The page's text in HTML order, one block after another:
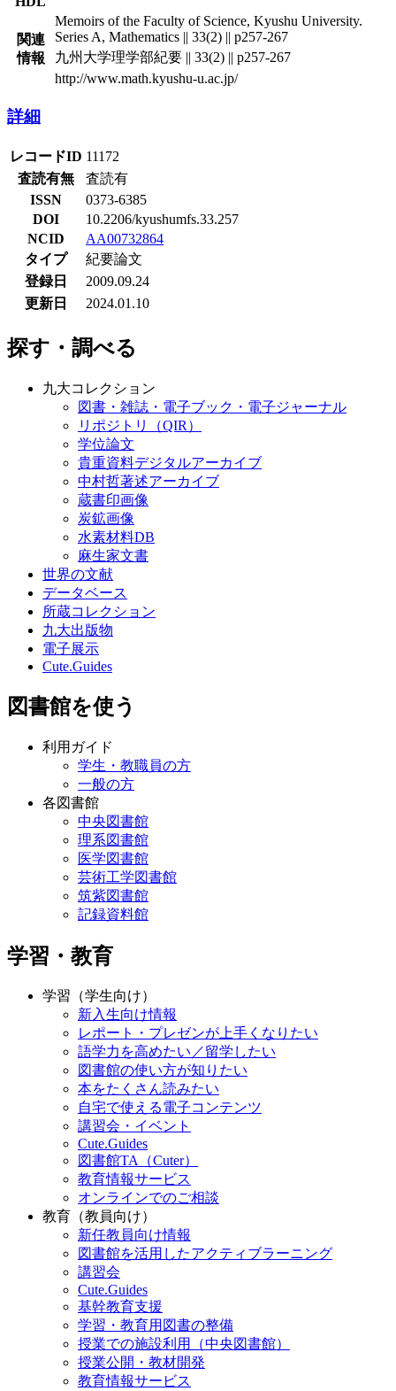
関連
情報
Memoirs of the Faculty of Science, Kyushu University.
Series A, Mathematics || 33(2) || p257-267
九州大学理学部紀要 || 33(2) || p257-267
http://www.math.kyushu-u.ac.jp/
詳細
レコードID 11172
査読有無
査読有
ISSN
0373-6385
DOI
10.2206/kyushumfs.33.257
NCID
AA00732864
タイプ
紀要論文
登録日
2009.09.24
更新日
2024.01.10
探す・調べる
九大コレクション
図書・雑誌・電子ブック・電子ジャーナル
リポジトリ（QIR）
学位論文
貴重資料デジタルアーカイブ
中村哲著述アーカイブ
蔵書印画像
炭鉱画像
水素材料DB
麻生家文書
世界の文献
データベース
所蔵コレクション
九大出版物
電子展示
Cute.Guides
図書館を使う
利用ガイド
学生・教職員の方
一般の方
各図書館
中央図書館
理系図書館
医学図書館
芸術工学図書館
筑紫図書館
記録資料館
学習・教育
学習（学生向け）
新入生向け情報
レポート・プレゼンが上手くなりたい
語学力を高めたい／留学したい
図書館の使い方が知りたい
本をたくさん読みたい
自宅で使える電子コンテンツ
講習会・イベント
Cute.Guides
図書館TA（Cuter）
教育情報サービス
オンラインでのご相談
教育（教員向け）
新任教員向け情報
図書館を活用したアクティブラーニング
講習会
Cute.Guides
基幹教育支援
学習・教育用図書の整備
授業での施設利用（中央図書館）
授業公開・教材開発
教育情報サービス